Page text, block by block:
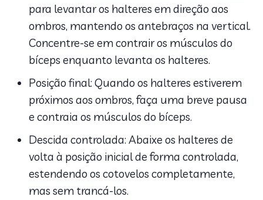
para levantar os halteres em direção aos
ombros, mantendo os antebraços na vertical.
Concentre-se em contrair os músculos do
bíceps enquanto levanta os halteres.
Posição final: Quando os halteres estiverem
próximos aos ombros, faça uma breve pausa
e contraia os músculos do bíceps.
Descida controlada: Abaixe os halteres de
volta à posição inicial de forma controlada,
estendendo os cotovelos completamente,
mas sem trancá-los.